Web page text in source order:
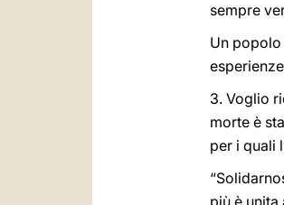
sempre
Un popolo
3. Voglio
morte è
per i quali
più è